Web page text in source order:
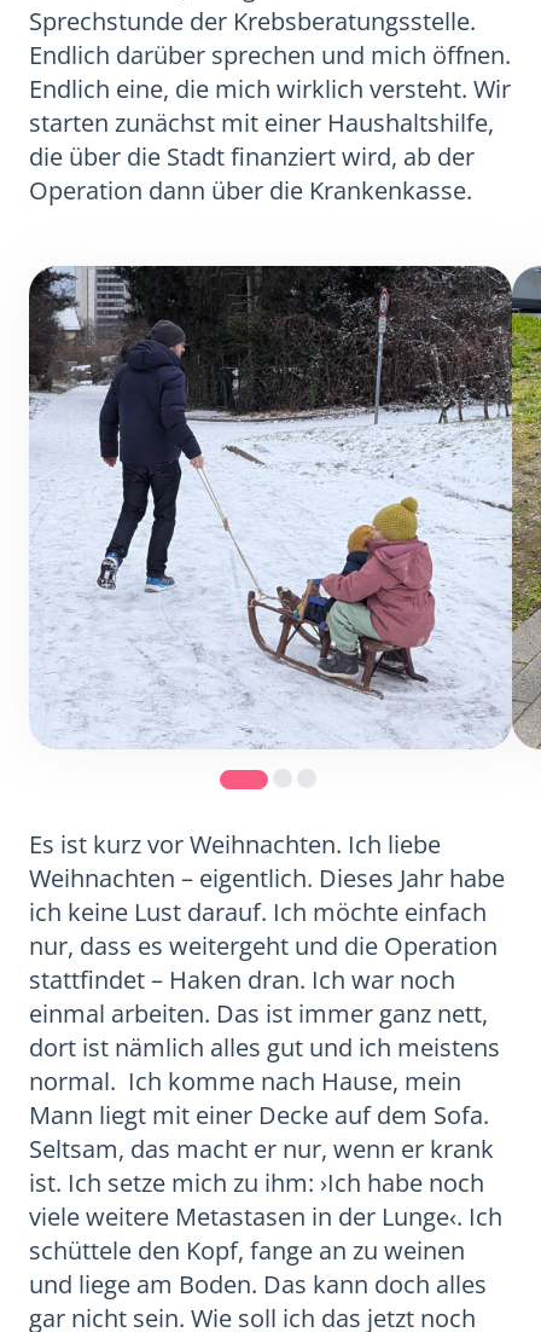
Sprechstunde der Krebsberatungsstelle.
Endlich darüber sprechen und mich öffnen.
Endlich eine, die mich wirklich versteht. Wir
starten zunächst mit einer Haushaltshilfe,
die über die Stadt finanziert wird, ab der
Operation dann über die Krankenkasse.
Es ist kurz vor Weihnachten. Ich liebe
Weihnachten – eigentlich. Dieses Jahr habe
ich keine Lust darauf. Ich möchte einfach
nur, dass es weitergeht und die Operation
stattfindet – Haken dran. Ich war noch
einmal arbeiten. Das ist immer ganz nett,
dort ist nämlich alles gut und ich meistens
normal. Ich komme nach Hause, mein
Mann liegt mit einer Decke auf dem Sofa.
Seltsam, das macht er nur, wenn er krank
ist. Ich setze mich zu ihm: ›Ich habe noch
viele weitere Metastasen in der Lunge‹. Ich
schüttele den Kopf, fange an zu weinen
und liege am Boden. Das kann doch alles
gar nicht sein. Wie soll ich das jetzt noch